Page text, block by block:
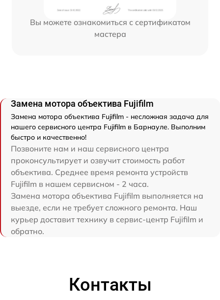
Вы можете ознакомиться с сертификатом
мастера
Замена мотора объектива Fujifilm
Замена мотора объектива Fujifilm - несложная задача для
нашего сервисного центра Fujifilm в Барнауле. Выполним
быстро и качественно!
Позвоните нам и наш сервисного центра
проконсультирует и озвучит стоимость работ
объектива. Среднее время ремонта устройств
Fujifilm в нашем сервисном - 2 часа.
Замена мотора объектива Fujifilm выполняется на
выезде, если не требует сложного ремонта. Наш
курьер доставит технику в сервис-центр Fujifilm и
обратно.
Контакты